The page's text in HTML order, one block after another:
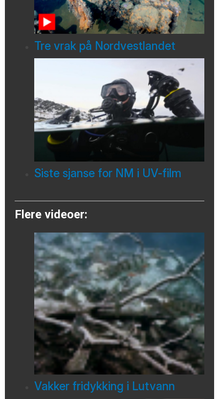
Tre vrak på Nordvestlandet
Siste sjanse for NM i UV-film
Flere videoer:
Vakker fridykking i Lutvann